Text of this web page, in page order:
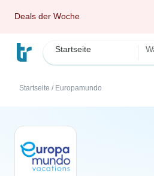
Deals der Woche
Startseite
Startseite / Europamundo